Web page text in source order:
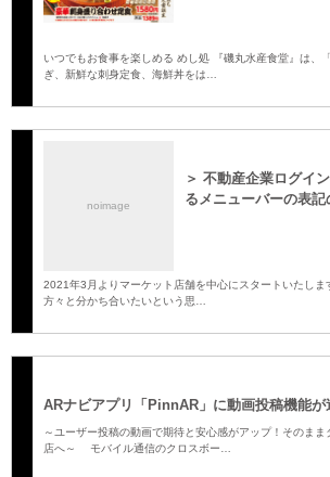
いつでもお食事を楽しめる めし処 『磯丸水産食堂』は、
ぎ、新鮮な刺身定食、海鮮丼をは…
noimage
＞ 不動産企業ログイ
るメニューバーの表
2021年3月よりマーケット店舗を中心にスタートいたしま
方々と分かち合いたいという思…
ARナビアプリ「PinnAR」に動画投稿機能が
～ユーザー投稿の動画で期待と安心感がアップ！そのま
店へ～ モバイル通信のクロスボー…